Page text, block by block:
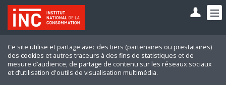
Ce site utilise et partage avec des tiers (partenaires ou prestataires)
des cookies et autres traceurs à des fins de statistiques et de
mesure d’audience, de partage de contenu sur les réseaux sociaux
et d’utilisation d'outils de visualisation multimédia.